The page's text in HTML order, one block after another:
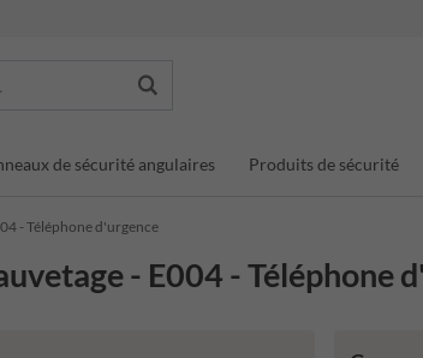
de sécurité angulaires Produits de sécurité
- Téléphone d'urgence
- E004 - Téléphone